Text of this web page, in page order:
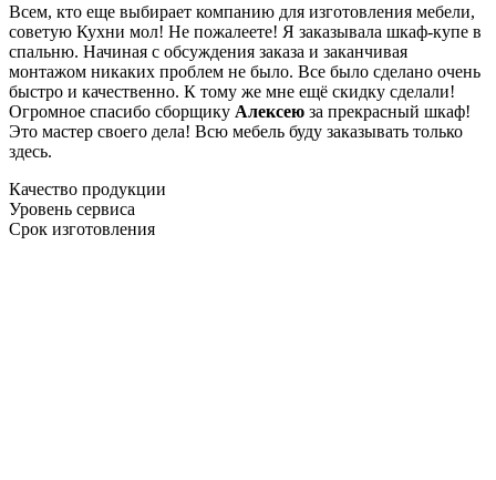
Всем, кто еще выбирает компанию для изготовления мебели,
советую Кухни мол! Не пожалеете! Я заказывала шкаф-купе в
спальню. Начиная с обсуждения заказа и заканчивая
монтажом никаких проблем не было. Все было сделано очень
быстро и качественно. К тому же мне ещё скидку сделали!
Огромное спасибо сборщику Алексею за прекрасный шкаф!
Это мастер своего дела! Всю мебель буду заказывать только
здесь.
Качество продукции
Уровень сервиса
Срок изготовления